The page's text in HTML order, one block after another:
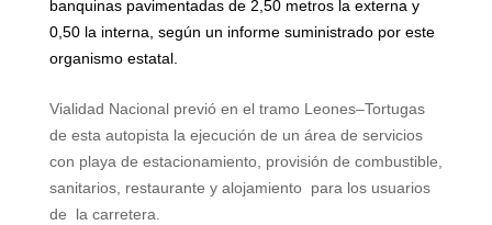
banquinas pavimentadas de 2,50 metrosla externa y
0,50 la interna, según un informe suministrado por este
organismo estatal.
Vialidad Nacional previó en el tramo Leones–Tortugas
de esta autopista la ejecución de un área de servicios
con playa de estacionamiento, provisión de combustible,
sanitarios, restaurante y alojamiento para los usuarios
de
la carretera.